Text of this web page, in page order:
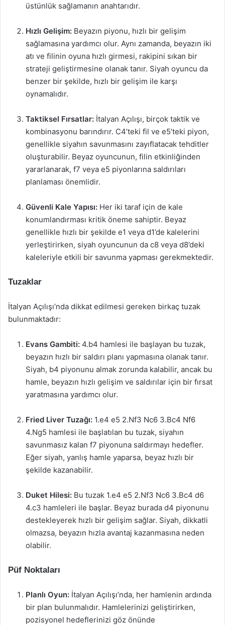
üstünlük sağlamanın anahtarıdır.
Hızlı Gelişim: Beyazın piyonu, hızlı bir gelişim
sağlamasına yardımcı olur. Aynı zamanda, beyazın iki
atı ve filinin oyuna hızlı girmesi, rakipini sıkan bir
strateji geliştirmesine olanak tanır. Siyah oyuncu da
benzer bir şekilde, hızlı bir gelişim ile karşı
oynamalıdır.
Taktiksel Fırsatlar: İtalyan Açılışı, birçok taktik ve
kombinasyonu barındırır. C4’teki fil ve e5’teki piyon,
genellikle siyahın savunmasını zayıflatacak tehditler
oluşturabilir. Beyaz oyuncunun, filin etkinliğinden
yararlanarak, f7 veya e5 piyonlarına saldırıları
planlaması önemlidir.
Güvenli Kale Yapısı: Her iki taraf için de kale
konumlandırması kritik öneme sahiptir. Beyaz
genellikle hızlı bir şekilde e1 veya d1’de kalelerini
yerleştirirken, siyah oyuncunun da c8 veya d8’deki
kaleleriyle etkili bir savunma yapması gerekmektedir.
Tuzaklar
İtalyan Açılışı’nda dikkat edilmesi gereken birkaç tuzak
bulunmaktadır:
Evans Gambiti: 4.b4 hamlesi ile başlayan bu tuzak,
beyazın hızlı bir saldırı planı yapmasına olanak tanır.
Siyah, b4 piyonunu almak zorunda kalabilir, ancak bu
hamle, beyazın hızlı gelişim ve saldırılar için bir fırsat
yaratmasına yardımcı olur.
Fried Liver Tuzağı: 1.e4 e5 2.Nf3 Nc6 3.Bc4 Nf6
4.Ng5 hamlesi ile başlatılan bu tuzak, siyahın
savunmasız kalan f7 piyonuna saldırmayı hedefler.
Eğer siyah, yanlış hamle yaparsa, beyaz hızlı bir
şekilde kazanabilir.
Duket Hilesi: Bu tuzak 1.e4 e5 2.Nf3 Nc6 3.Bc4 d6
4.c3 hamleleri ile başlar. Beyaz burada d4 piyonunu
destekleyerek hızlı bir gelişim sağlar. Siyah, dikkatli
olmazsa, beyazın hızla avantaj kazanmasına neden
olabilir.
Püf Noktaları
Planlı Oyun: İtalyan Açılışı’nda, her hamlenin ardında
bir plan bulunmalıdır. Hamlelerinizi geliştirirken,
pozisyonel hedeflerinizi göz önünde